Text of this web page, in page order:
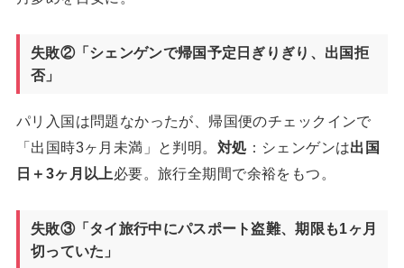
失敗②「シェンゲンで帰国予定日ぎりぎり、出国拒
否」
パリ入国は問題なかったが、帰国便のチェックインで
「出国時3ヶ月未満」と判明。 対処 ：シェンゲンは出国
日＋3ヶ月以上必要。旅行全期間で余裕をもつ。
失敗③「タイ旅行中にパスポート盗難、期限も1ヶ月
切っていた」